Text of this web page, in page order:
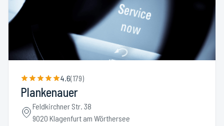
4.6(179)
Plankenauer
Feldkirchner Str. 38
9020 Klagenfurt am Wörthersee